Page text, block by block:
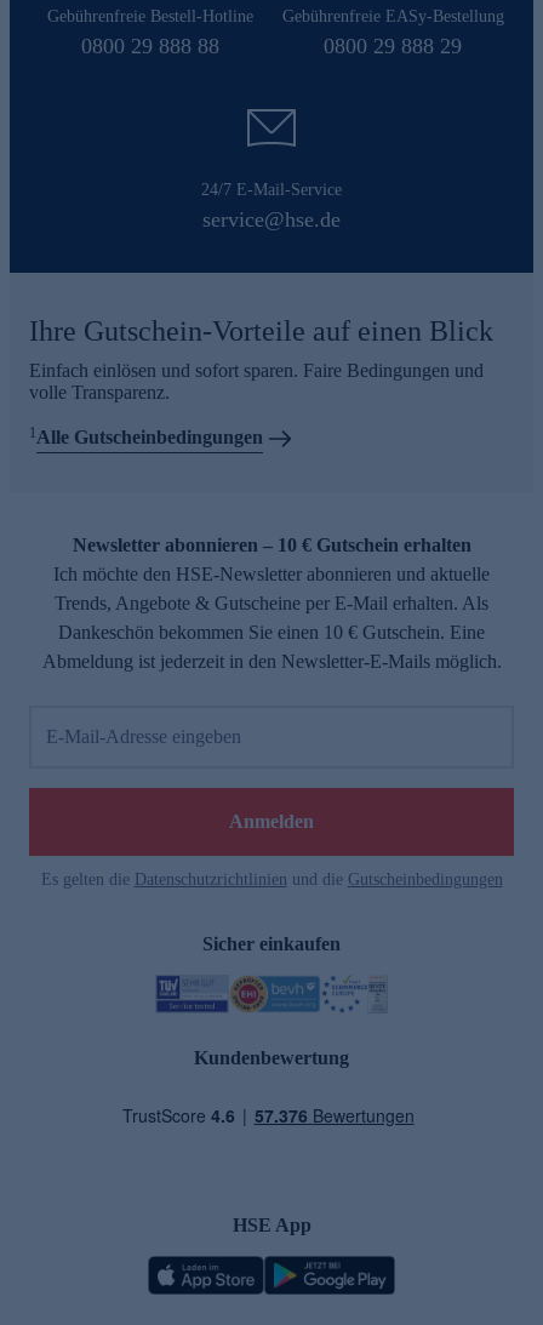
Gebührenfreie Bestell-Hotline
0800 29 888 88
Gebührenfreie EASy-Bestellung
0800 29 888 29
24/7 E-Mail-Service
service@hse.de
Ihre Gutschein-Vorteile auf einen Blick
Einfach einlösen und sofort sparen. Faire Bedingungen und
volle Transparenz.
1Alle Gutscheinbedingungen
Newsletter abonnieren – 10 € Gutschein erhalten
Ich möchte den HSE-Newsletter abonnieren und aktuelle
Trends, Angebote & Gutscheine per E-Mail erhalten. Als
Dankeschön bekommen Sie einen 10 € Gutschein. Eine
Abmeldung ist jederzeit in den Newsletter-E-Mails möglich.
E-Mail-Adresse eingeben
Anmelden
Es gelten die Datenschutzrichtlinien und die Gutscheinbedingungen
Sicher einkaufen
Kundenbewertung
HSE App